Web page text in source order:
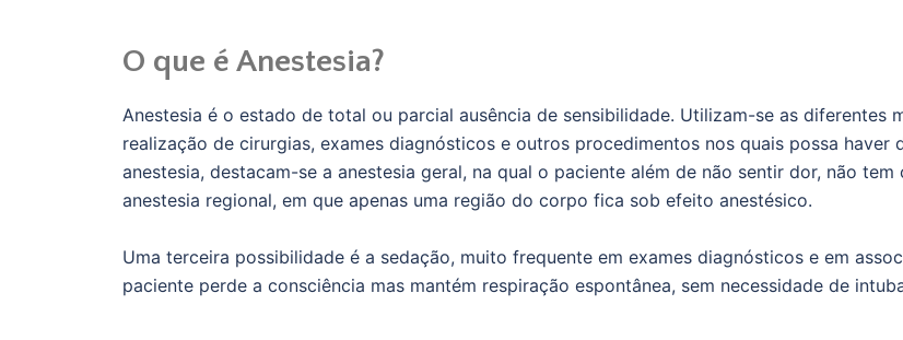
O que é Anestesia?
Anestesia é o estado de total ou parcial ausência de sensibilidade. Utilizam-se as diferentes
realização de cirurgias, exames diagnósticos e outros procedimentos nos quais possa
anestesia, destacam-se a anestesia geral, na qual o paciente além de não sentir dor, não
anestesia regional, em que apenas uma região do corpo fica sob efeito anestésico.
Uma terceira possibilidade é a sedação, muito frequente em exames diagnósticos e em
paciente perde a consciência mas mantém respiração espontânea, sem necessidade de